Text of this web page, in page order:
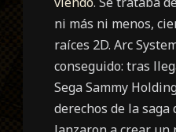
ni más ni menos,
raíces 2D. Arc
conseguido: tras
Sega Sammy
derechos de la